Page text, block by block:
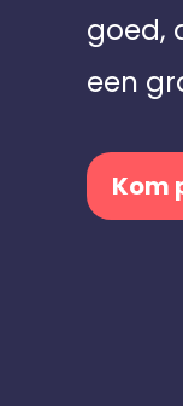
goed,
een
Kom